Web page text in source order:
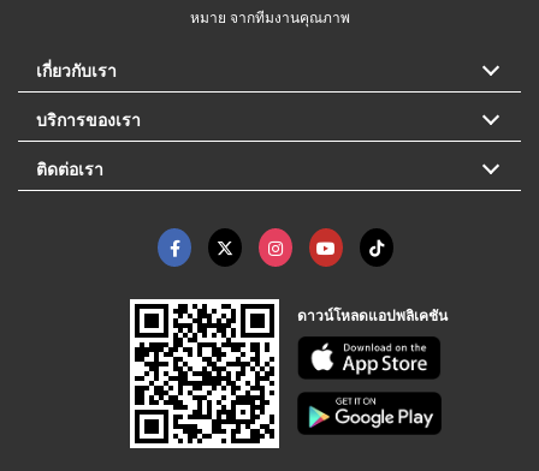
หมาย จากทีมงานคุณภาพ
เกี่ยวกับเรา
บริการของเรา
ติดต่อเรา
ดาวน์โหลดแอปพลิเคชัน